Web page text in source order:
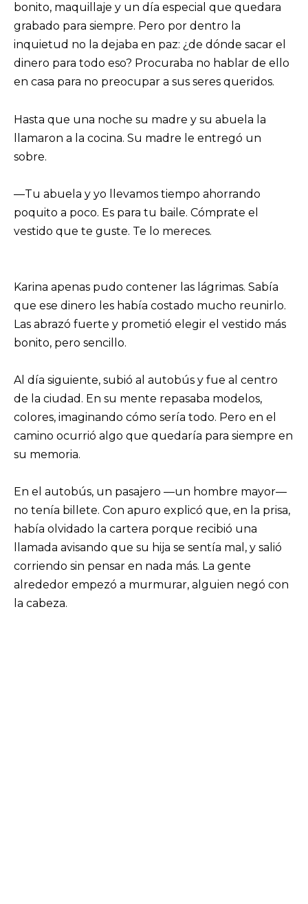
bonito, maquillaje y un día especial que quedara
grabado para siempre. Pero por dentro la
inquietud no la dejaba en paz: ¿de dónde sacar el
dinero para todo eso? Procuraba no hablar de ello
en casa para no preocupar a sus seres queridos.
Hasta que una noche su madre y su abuela la
llamaron a la cocina. Su madre le entregó un
sobre.
—Tu abuela y yo llevamos tiempo ahorrando
poquito a poco. Es para tu baile. Cómprate el
vestido que te guste. Te lo mereces.
Karina apenas pudo contener las lágrimas. Sabía
que ese dinero les había costado mucho reunirlo.
Las abrazó fuerte y prometió elegir el vestido más
bonito, pero sencillo.
Al día siguiente, subió al autobús y fue al centro
de la ciudad. En su mente repasaba modelos,
colores, imaginando cómo sería todo. Pero en el
camino ocurrió algo que quedaría para siempre en
su memoria.
En el autobús, un pasajero —un hombre mayor—
no tenía billete. Con apuro explicó que, en la prisa,
había olvidado la cartera porque recibió una
llamada avisando que su hija se sentía mal, y salió
corriendo sin pensar en nada más. La gente
alrededor empezó a murmurar, alguien negó con
la cabeza.